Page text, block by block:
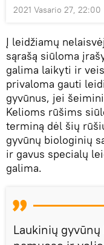
2021 Vasario 27, 22:00
Į leidžiamų
sąrašą siūloma
galima laikyti ir
privaloma gauti
gyvūnus, jei
Kelioms rūšims
terminą dėl šių
gyvūnų biologinių
ir gavus specialų
galima.
Laukinių